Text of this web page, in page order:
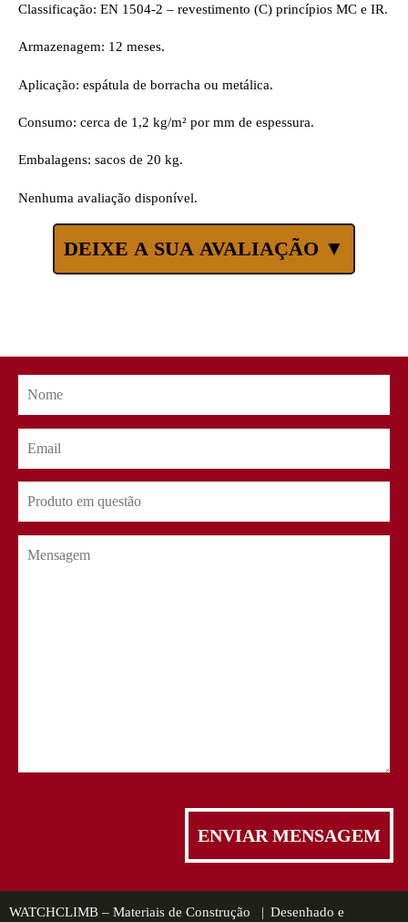
Classificação: EN 1504-2 – revestimento (C) princípios MC e IR.
Armazenagem: 12 meses.
Aplicação: espátula de borracha ou metálica.
Consumo: cerca de 1,2 kg/m² por mm de espessura.
Embalagens: sacos de 20 kg.
Nenhuma avaliação disponível.
DEIXE A SUA AVALIAÇÃO ▼
WATCHCLIMB – Materiais de Construção | Desenhado e